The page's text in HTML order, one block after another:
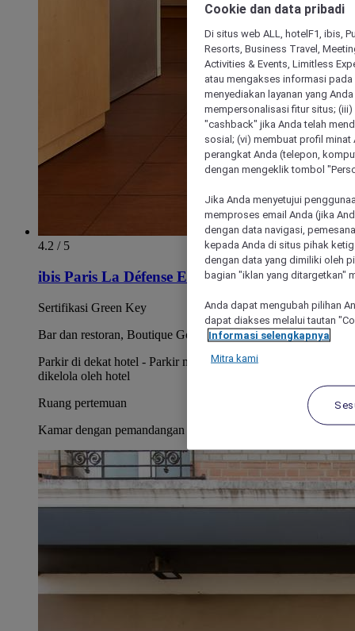
4.2 / 5
ibis Paris La Défense Esplanade
Sertifikasi Green Key
Bar dan restoran, Boutique Gourmande 24/7
Parkir di dekat hotel - Parkir mobil berbayar umum tidak
dikelola oleh hotel
Ruang pertemuan
Kamar dengan pemandangan Seine
Cookie dan data pribadi
Di situs web ALL, hotelF1, ibis,
Resorts, Business Travel,
Activities & Events, Limitless
atau mengakses informasi
menyediakan layanan yang
mempersonalisasi fitur situs;
"cashback" jika Anda telah
sosial; (vi) membuat profil
perangkat Anda (telepon,
dengan mengeklik tombol
Jika Anda menyetujui
memproses email Anda (jika
dengan data navigasi,
kepada Anda di situs pihak
dengan data yang dimiliki oleh
bagian "iklan yang ditargetkan"
Anda dapat mengubah pilihan
dapat diakses melalui tautan
Informasi selengkapnya
Mitra kami